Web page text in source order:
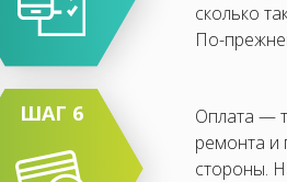
сколько
По-
ШАГ 6
Оплата —
ремонта и
стороны.